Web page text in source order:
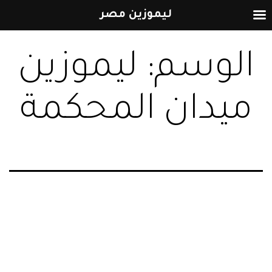
المحتوى
الوسم: ليموزين
ميدان المحكمة
ليموزين مصر